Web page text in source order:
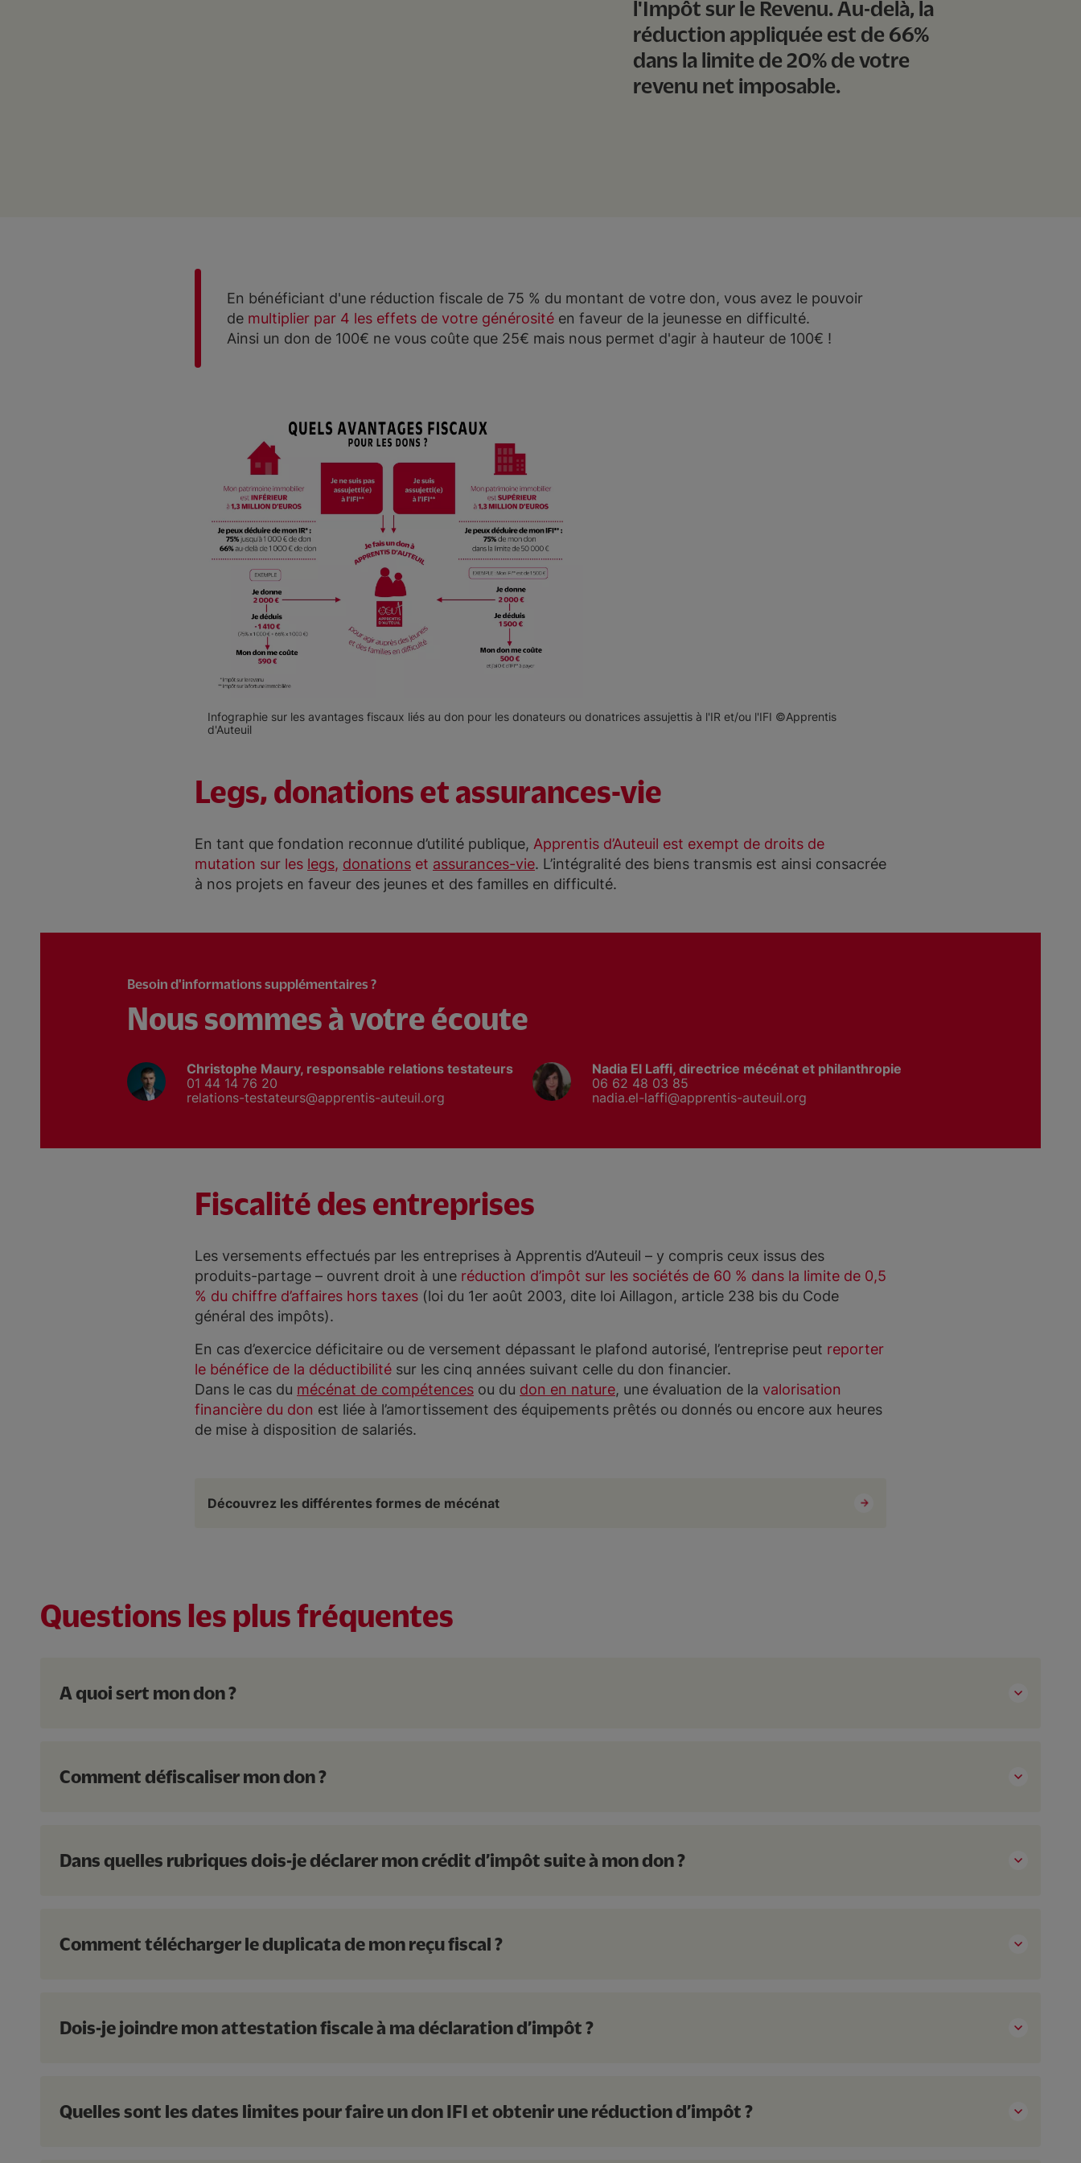
l'Impôt sur le Revenu. Au-delà, la
réduction appliquée est de 66%
dans la limite de 20% de votre
revenu net imposable.
En bénéficiant d'une réduction fiscale de 75 % du montant de votre don, vous avez le pouvoir
de multiplier par 4 les effets de votre générosité en faveur de la jeunesse en difficulté.
Ainsi un don de 100€ ne vous coûte que 25€ mais nous permet d'agir à hauteur de 100€ !
Infographie sur les avantages fiscaux liés au don pour les donateurs ou donatrices assujettis à l'IR et/ou l'IFI ©Apprentis
d'Auteuil
Legs, donations et assurances-vie
En tant que fondation reconnue d’utilité publique, Apprentis d’Auteuil est exempt de droits de
mutation sur les legs, donations et assurances-vie. L’intégralité des biens transmis est ainsi consacrée
à nos projets en faveur des jeunes et des familles en difficulté.
Besoin d'informations supplémentaires ?
Nous sommes à votre écoute
Christophe Maury, responsable relations testateurs
01 44 14 76 20
relations-testateurs@apprentis-auteuil.org
Nadia El Laffi, directrice mécénat et philanthropie
06 62 48 03 85
nadia.el-laffi@apprentis-auteuil.org
Fiscalité des entreprises
Les versements effectués par les entreprises à Apprentis d’Auteuil – y compris ceux issus des
produits-partage – ouvrent droit à une réduction d’impôt sur les sociétés de 60 % dans la limite de 0,5
% du chiffre d’affaires hors taxes (loi du 1er août 2003, dite loi Aillagon, article 238 bis du Code
général des impôts).
En cas d’exercice déficitaire ou de versement dépassant le plafond autorisé, l’entreprise peut reporter
le bénéfice de la déductibilité sur les cinq années suivant celle du don financier.
Dans le cas du mécénat de compétences ou du don en nature, une évaluation de la valorisation
financière du don est liée à l’amortissement des équipements prêtés ou donnés ou encore aux heures
de mise à disposition de salariés.
Découvrez les différentes formes de mécénat
Questions les plus fréquentes
A quoi sert mon don ?
Comment défiscaliser mon don ?
Dans quelles rubriques dois-je déclarer mon crédit d’impôt suite à mon don ?
Comment télécharger le duplicata de mon reçu fiscal ?
Dois-je joindre mon attestation fiscale à ma déclaration d’impôt ?
Quelles sont les dates limites pour faire un don IFI et obtenir une réduction d’impôt ?